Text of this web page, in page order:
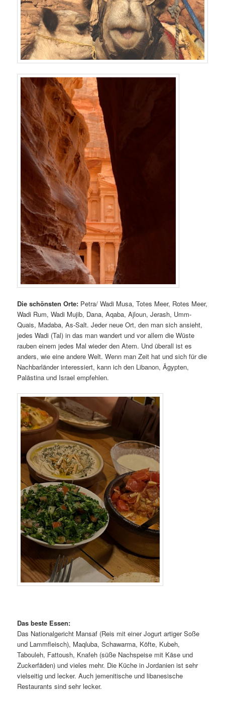
Die schönsten Orte: Petra/ Wadi Musa, Totes Meer, Rotes Meer,
Wadi Rum, Wadi Mujib, Dana, Aqaba, Ajloun, Jerash, Umm-
Quais, Madaba, As-Salt. Jeder neue Ort, den man sich ansieht,
jedes Wadi (Tal) in das man wandert und vor allem die Wüste
rauben einem jedes Mal wieder den Atem. Und überall ist es
anders, wie eine andere Welt. Wenn man Zeit hat und sich für die
Nachbarländer interessiert, kann ich den Libanon, Ägypten,
Palästina und Israel empfehlen.
Das beste Essen:
Das Nationalgericht Mansaf (Reis mit einer Jogurt artiger Soße
und Lammfleisch), Maqluba, Schawarma, Köfte, Kubeh,
Tabouleh, Fattoush, Knafeh (süße Nachspeise mit Käse und
Zuckerfäden) und vieles mehr. Die Küche in Jordanien ist sehr
vielseitig und lecker. Auch jemenitische und libanesische
Restaurants sind sehr lecker.